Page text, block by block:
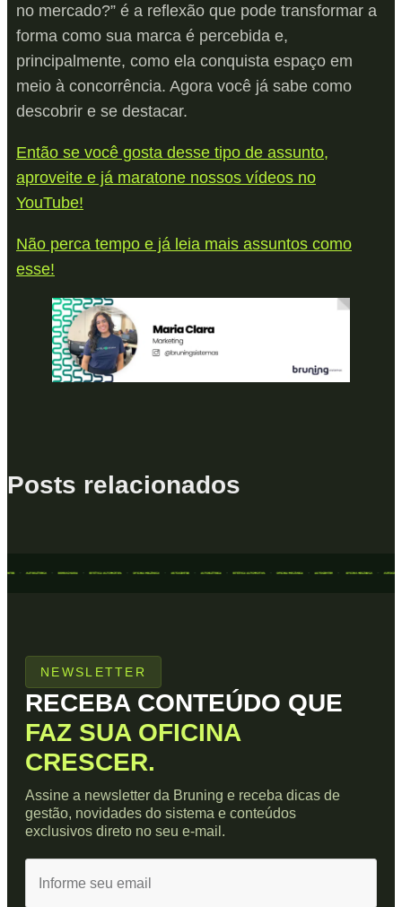
no mercado?” é a reflexão que pode transformar a
forma como sua marca é percebida e,
principalmente, como ela conquista espaço em
meio à concorrência. Agora você já sabe como
descobrir e se destacar.
Então se você gosta desse tipo de assunto,
aproveite e já maratone nossos vídeos no
YouTube!
Não perca tempo e já leia mais assuntos como
esse!
Posts relacionados
NEWSLETTER
RECEBA CONTEÚDO QUE
FAZ SUA OFICINA
CRESCER.
Assine a newsletter da Bruning e receba dicas de
gestão, novidades do sistema e conteúdos
exclusivos direto no seu e-mail.